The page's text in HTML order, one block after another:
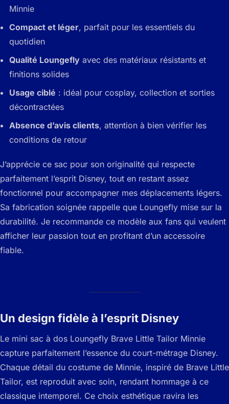
Minnie
Compact et léger, parfait pour les essentiels du
quotidien
Qualité Loungefly avec des matériaux résistants et
finitions solides
Usage ciblé : idéal pour cosplay, collection et sorties
décontractées
Absence d’avis clients, attention à bien vérifier les
conditions de retour
J’apprécie ce sac pour son originalité qui respecte
parfaitement l’esprit Disney, tout en restant assez
fonctionnel pour accompagner mes déplacements légers.
Sa fabrication soignée rappelle que Loungefly mise sur la
durabilité. Je recommande ce modèle aux fans qui veulent
afficher leur passion tout en profitant d’un accessoire
fiable.
Un design fidèle à l’esprit Disney
Le mini sac à dos Loungefly Brave Little Tailor Minnie
capture parfaitement l’essence du court-métrage Disney.
Chaque détail du costume de Minnie, inspiré de Brave Little
Tailor, est reproduit avec soin, rendant hommage à ce
classique intemporel. Ce choix esthétique ravira les